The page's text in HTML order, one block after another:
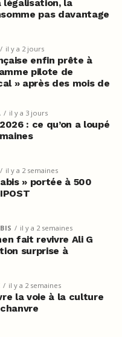
légalisation, la
pas davantage
il y a 2 jours
enfin prête à
pilote de
» après des mois de
il y a 3 jours
: ce qu’on a loupé
il y a 2 semaines
» portée à 500
il y a 2 semaines
fait revivre Ali G
surprise à
il y a 2 semaines
la voie à la culture